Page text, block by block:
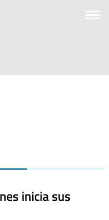
inicia sus